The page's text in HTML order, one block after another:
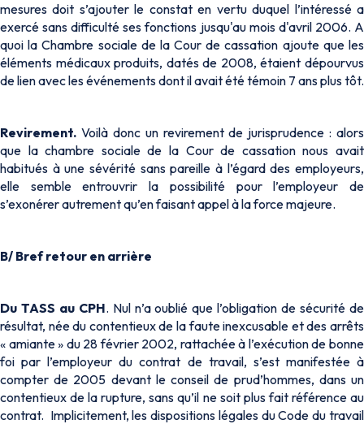
mesures doit s’ajouter le constat en vertu duquel l’intéressé a
exercé sans difficulté ses fonctions jusqu'au mois d'avril 2006. A
quoi la Chambre sociale de la Cour de cassation ajoute que les
éléments médicaux produits, datés de 2008, étaient dépourvus
de lien avec les événements dont il avait été témoin 7 ans plus tôt.
Revirement. Voilà donc un revirement de jurisprudence : alors
que la chambre sociale de la Cour de cassation nous avait
habitués à une sévérité sans pareille à l’égard des employeurs,
elle semble entrouvrir la possibilité pour l’employeur de
s’exonérer autrement qu’en faisant appel à la force majeure.
B/ Bref retour en arrière
Du TASS au CPH. Nul n’a oublié que l’obligation de sécurité de
résultat, née du contentieux de la faute inexcusable et des arrêts
« amiante » du 28 février 2002, rattachée à l’exécution de bonne
foi par l’employeur du contrat de travail, s’est manifestée à
compter de 2005 devant le conseil de prud’hommes, dans un
contentieux de la rupture, sans qu’il ne soit plus fait référence au
contrat. Implicitement, les dispositions légales du Code du travail